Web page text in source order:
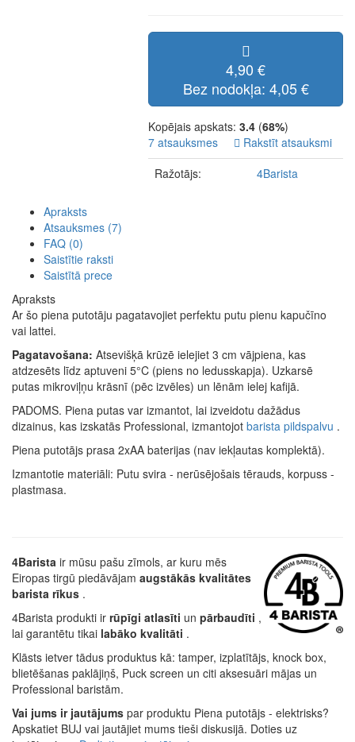
4,90 €
Bez nodokļa: 4,05 €
Kopējais apskats: 3.4 (68%)
7 atsauksmes
Rakstīt atsauksmi
Ražotājs:
4Barista
Apraksts
Atsauksmes (7)
FAQ (0)
Saistītie raksti
Saistītā prece
Apraksts
Ar šo piena putotāju pagatavojiet perfektu putu pienu kapučīno
vai lattei.
Pagatavošana: Atsevišķā krūzē ielejiet 3 cm vājpiena, kas
atdzesēts līdz aptuveni 5°C (piens no ledusskapja). Uzkarsē
putas mikroviļņu krāsnī (pēc izvēles) un lēnām ielej kafijā.
PADOMS. Piena putas var izmantot, lai izveidotu dažādus
dizainus, kas izskatās Professional, izmantojot barista pildspalvu .
Piena putotājs prasa 2xAA baterijas (nav iekļautas komplektā).
Izmantotie materiāli: Putu svira - nerūsējošais tērauds, korpuss -
plastmasa.
4Barista ir mūsu pašu zīmols, ar kuru mēs
Eiropas tirgū piedāvājam augstākās kvalitātes
barista rīkus .
4Barista produkti ir rūpīgi atlasīti un pārbaudīti ,
lai garantētu tikai labāko kvalitāti .
Klāsts ietver tādus produktus kā: tamper, izplatītājs, knock box,
blietēšanas paklājiņš, Puck screen un citi aksesuāri mājas un
Professional baristām.
Vai jums ir jautājums par produktu Piena putotājs - elektrisks?
Apskatiet BUJ vai jautājiet mums tieši diskusijā. Doties uz